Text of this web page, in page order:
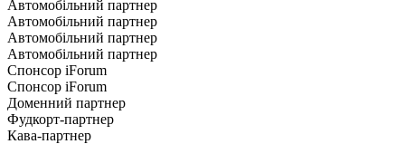
Автомобільний партнер
Автомобільний партнер
Автомобільний партнер
Автомобільний партнер
Спонсор iForum
Спонсор iForum
Доменний партнер
Фудкорт-партнер
Кава-партнер